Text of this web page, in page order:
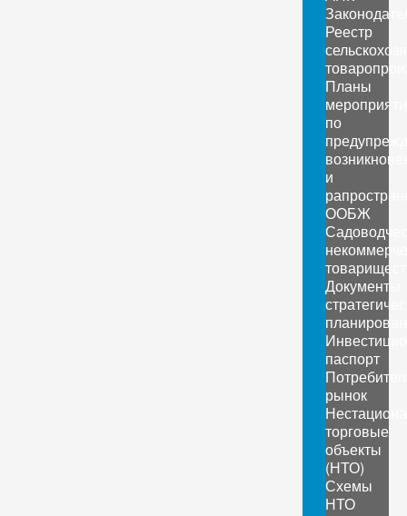
Реестр
Планы
по
и
ООБЖ
Документы
паспорт
рынок
торговые
объекты
(НТО)
Схемы
НТО